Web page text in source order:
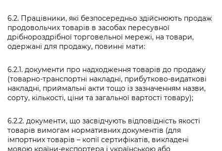
6.2. Працівники, які безпосередньо здійснюють продаж
продовольчих товарів в засобах пересувної
дрібнороздрібної торговельної мережі, на товари,
одержані для продажу, повинні мати:
6.2.1. документи про надходження товарів до продажу
(товарно-транспортні накладні, прибутково-видаткові
накладні, приймальні акти тощо із зазначенням назви,
сорту, кількості, ціни та загальної вартості товару);
6.2.2. документи, що засвідчують відповідність якості
товарів вимогам нормативних документів (для
імпортних товарів – копії сертифікатів, викладені
мовою країни-експортера і українською або